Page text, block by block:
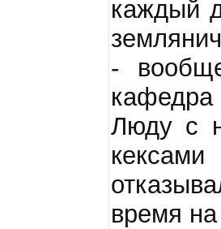
каждый
-
Люду с
время